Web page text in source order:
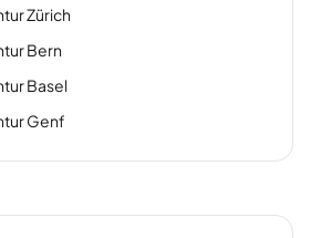
Zürich
Bern
Basel
Genf